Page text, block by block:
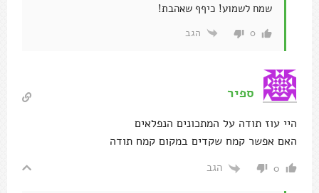
שמח לשמוע! כיףף שאהבת!
0 הגב
ספיר
היי עוז תודה על המתכונים הנפלאים
האם אפשר קמח שקדים במקום קמח תודה
0 הגב